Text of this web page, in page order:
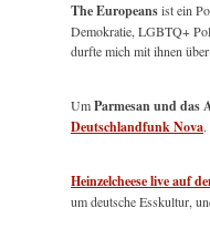
The Europeansist ein
Demokratie, LGBTQ+
durfte mich mit ihnen über
UmParmesan und das
Deutschlandfunk Nova.
Heinzelcheese live auf
um deutsche Esskultur,